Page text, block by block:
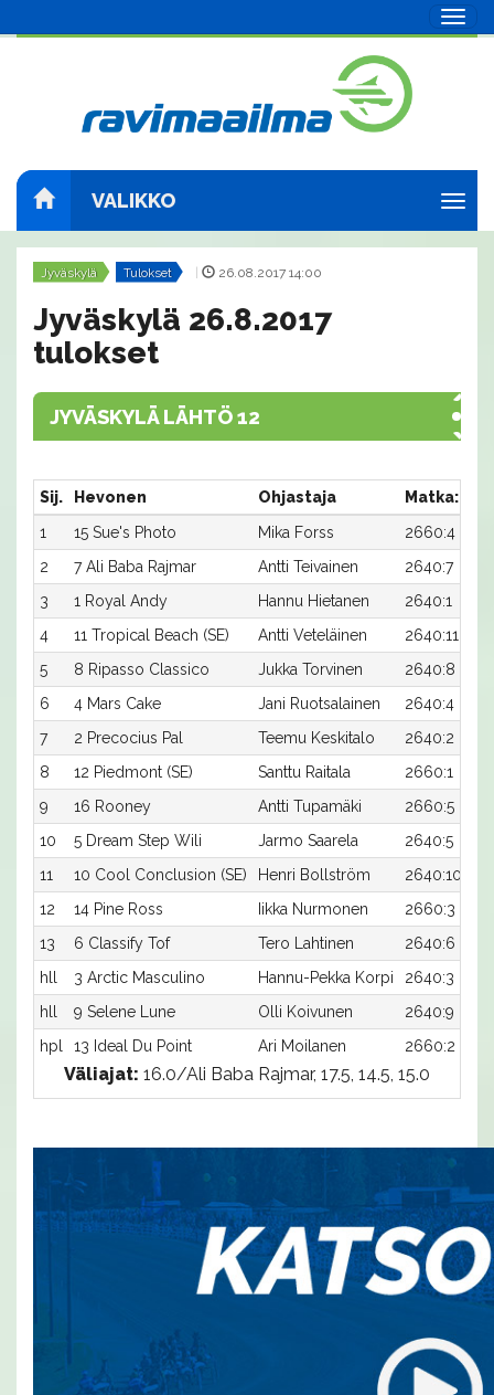
VALIKKO
Jyväskylä Tulokset 26.08.2017 14:00
Jyväskylä 26.8.2017
tulokset
JYVÄSKYLÄ LÄHTÖ 12
Sij. Hevonen Ohjastaja
1
15 Sue's Photo Mika Forss
2660:4
2
7 Ali Baba Rajmar Antti Teivainen
2640:7
3
1 Royal Andy Hannu Hietanen
2640:1
4
11 Tropical Beach (SE) Antti Veteläinen
2640:11
5
8 Ripasso Classico Jukka Torvinen
2640:8
6
4 Mars Cake Jani Ruotsalainen
2640:4
7
2 Precocius Pal Teemu Keskitalo
2640:2
8
12 Piedmont (SE) Santtu Raitala
2660:1
9
16 Rooney Antti Tupamäki
2660:5
10
5 Dream Step Wili Jarmo Saarela
2640:5
11
10 Cool Conclusion (SE) Henri Bollström
2640:10
12
14 Pine Ross Iikka Nurmonen
2660:3
13
6 Classify Tof Tero Lahtinen
2640:6
hll
3 Arctic Masculino Hannu-Pekka Korpi
2640:3
hll
9 Selene Lune Olli Koivunen
2640:9
hpl
13 Ideal Du Point Ari Moilanen 2660:2
Väliajat: 16.0/Ali Baba Rajmar, 17.5, 14.5, 15.0